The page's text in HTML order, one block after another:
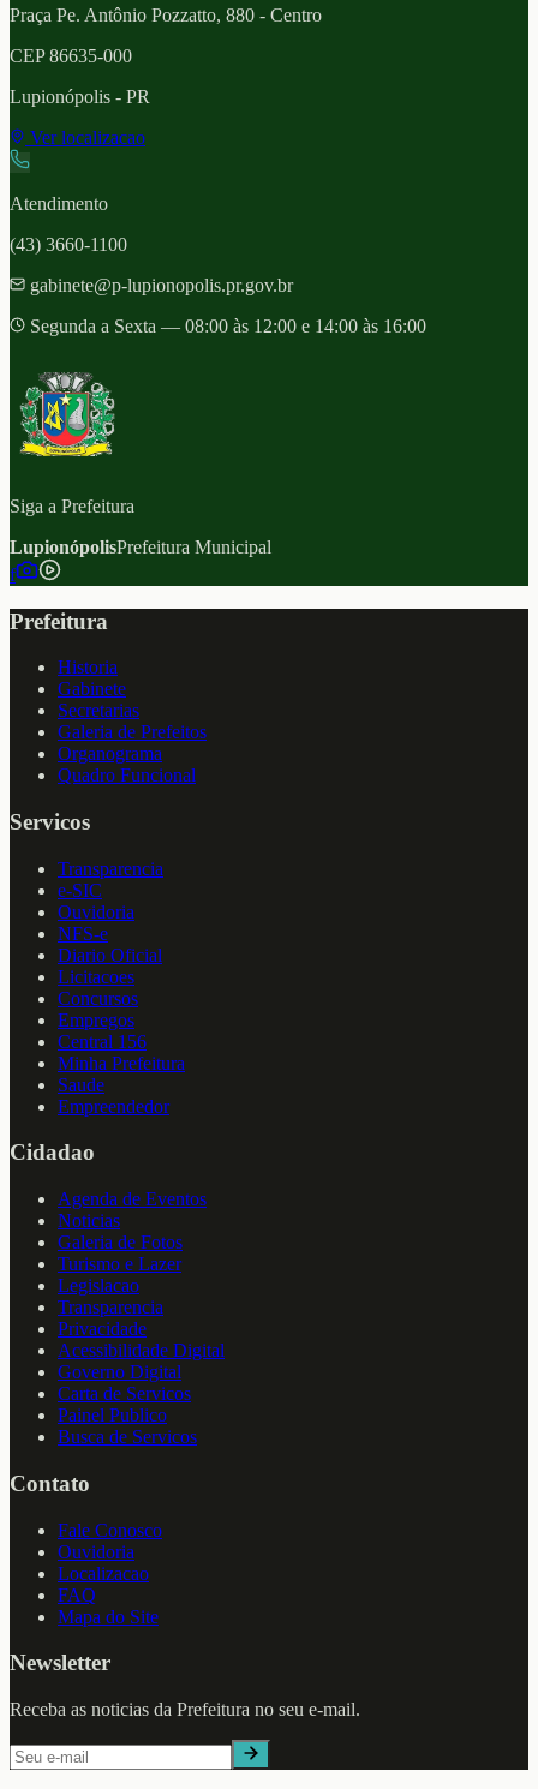
Praça Pe. Antônio Pozzatto, 880 - Centro
CEP86635-000
Lupionópolis - PR
Ver localizacao
Atendimento
(43) 3660-1100
gabinete@p-lupionopolis.pr.gov.br
Segunda a Sexta — 08:00 às 12:00 e 14:00 às 16:00
Siga a Prefeitura
LupionópolisPrefeitura Municipal
f
Prefeitura
Historia
Gabinete
Secretarias
Galeria de Prefeitos
Organograma
Quadro Funcional
Servicos
Transparencia
e-SIC
Ouvidoria
NFS-e
Diario Oficial
Licitacoes
Concursos
Empregos
Central 156
Minha Prefeitura
Saude
Empreendedor
Cidadao
Agenda de Eventos
Noticias
Galeria de Fotos
Turismo e Lazer
Legislacao
Transparencia
Privacidade
Acessibilidade Digital
Governo Digital
Carta de Servicos
Painel Publico
Busca de Servicos
Contato
Fale Conosco
Ouvidoria
Localizacao
FAQ
Mapa do Site
Newsletter
Receba as noticias da Prefeitura no seu e-mail.